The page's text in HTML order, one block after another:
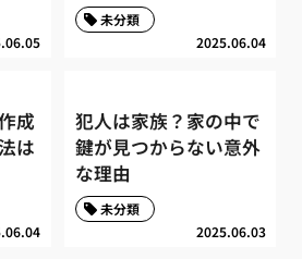
2025.06.04
未分類
成
は
犯人は家族？家の中で
鍵が見つからない意外
な理由
2025.06.03
未分類